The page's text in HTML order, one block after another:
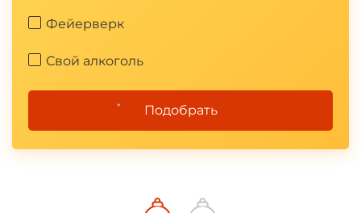
Фейерверк
Свой алкоголь
Подобрать